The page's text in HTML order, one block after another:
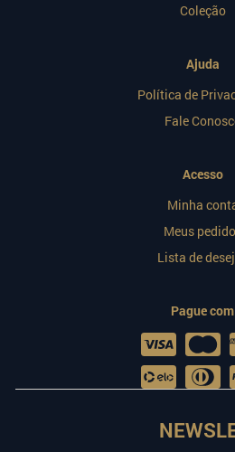
Coleção
Ajuda
Política de
Fale
Acesso
Minha
Meus
Lista de
Pague com